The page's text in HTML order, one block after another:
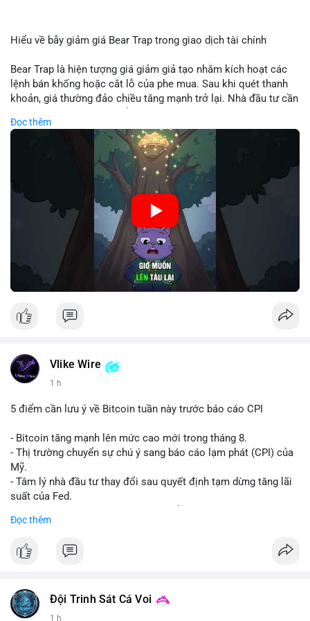
Hiểu về bẫy giảm giá Bear Trap trong giao dịch tài chính
Bear Trap là hiện tượng giá giảm giả tạo nhằm kích hoạt các
lệnh bán khống hoặc cắt lỗ của phe mua. Sau khi quét thanh
khoản, giá thường đảo chiều tăng mạnh trở lại. Nhà đầu tư cần
hóa điểm vào lệnh.
🎥 Xem video trực tiếp tại:
Nguồn: Cú Thông Thái
Đọc thêm
Vlike Wire
1 h
5 điểm cần lưu ý về Bitcoin tuần này trước báo cáo CPI
- Bitcoin tăng mạnh lên mức cao mới trong tháng 8.
- Thị trường chuyển sự chú ý sang báo cáo lạm phát (CPI) của
Mỹ.
- Tâm lý nhà đầu tư thay đổi sau quyết định tạm dừng tăng lãi
suất của Fed.
theo.
#bitcoin #btc #cryptonews
#vlikevn #titanbot
Đọc thêm
Đội Trinh Sát Cá Voi
1 h